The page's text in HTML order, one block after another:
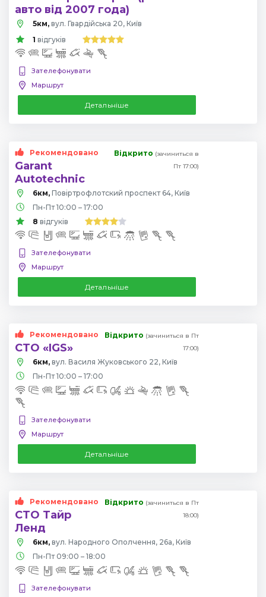
авто від 2007 года)
5км, вул. Гвардійська 20, Київ
1 відгуків
Зателефонувати
Маршрут
Детальніше
Рекомендовано
Garant
Autotechnic
Відкрито (зачиниться в
Пт 17:00)
6км,
Повіртрофлотский проспект 64, Київ
Пн-Пт 10:00 – 17:00
8 відгуків
Зателефонувати
Маршрут
Детальніше
Рекомендовано
СТО «IGS»
Відкрито (зачиниться в Пт
17:00)
6км, вул. Василя Жуковського 22, Київ
Пн-Пт 10:00 – 17:00
Зателефонувати
Маршрут
Детальніше
Рекомендовано
СТО Тайр
Ленд
Відкрито (зачиниться в Пт
18:00)
6км, вул. Народного Ополчення, 26а, Київ
Пн-Пт 09:00 – 18:00
Зателефонувати